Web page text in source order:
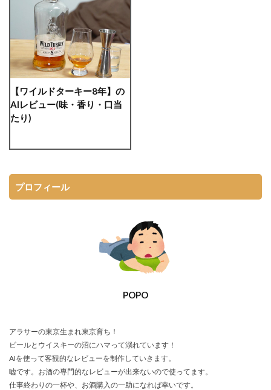
【ワイルドターキー8年】の
AIレビュー(味・香り・口当
たり)
プロフィール
POPO
アラサーの東京生まれ東京育ち！
ビールとウイスキーの沼にハマって溺れています！
AIを使って客観的なレビューを制作していきます。
嘘です。お酒の専門的なレビューが出来ないので使ってます。
仕事終わりの一杯や、お酒購入の一助になれば幸いです。